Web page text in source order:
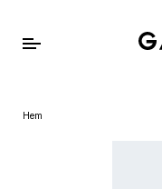
Hem